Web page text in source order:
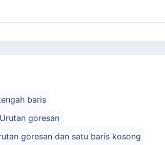
baris
Urutan goresan
goresan dan satu baris kosong